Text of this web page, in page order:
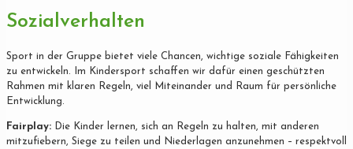
Sozialverhalten
Sport in der Gruppe bietet viele Chancen, wichtige soziale Fähigkeiten
zu entwickeln. Im Kindersport schaffen wir dafür einen geschützten
Rahmen mit klaren Regeln, viel Miteinander und Raum für persönliche
Entwicklung.
Fairplay: Die Kinder lernen, sich an Regeln zu halten, mit anderen
mitzufiebern, Siege zu teilen und Niederlagen anzunehmen – respektvoll